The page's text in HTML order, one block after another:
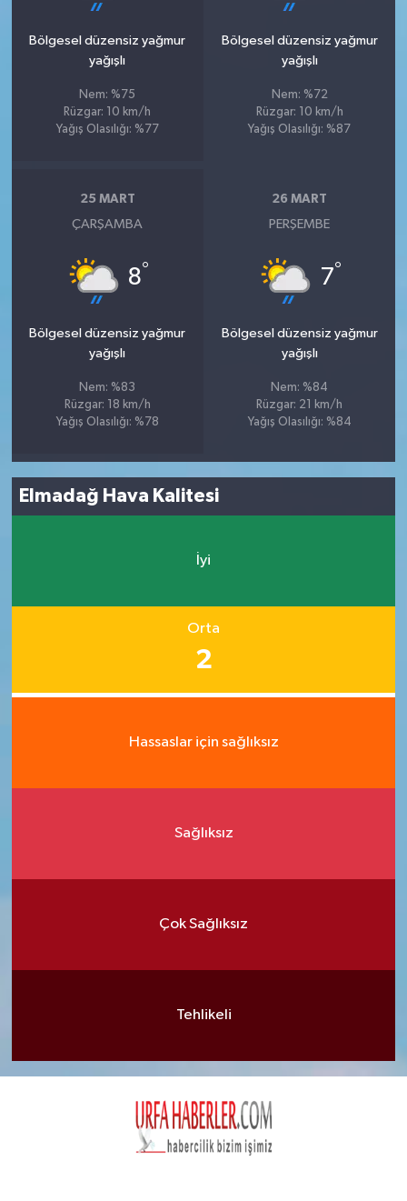
Bölgesel düzensiz yağmur
yağışlı
Nem: %75
Rüzgar: 10 km/h
Yağış Olasılığı: %77
Bölgesel düzensiz yağmur
yağışlı
Nem: %72
Rüzgar: 10 km/h
Yağış Olasılığı: %87
25 MART
ÇARŞAMBA
8°
Bölgesel düzensiz yağmur
yağışlı
Nem: %83
Rüzgar: 18 km/h
Yağış Olasılığı: %78
26 MART
PERŞEMBE
7°
Bölgesel düzensiz yağmur
yağışlı
Nem: %84
Rüzgar: 21 km/h
Yağış Olasılığı: %84
Elmadağ Hava Kalitesi
İyi
Orta
2
Hassaslar için sağlıksız
Sağlıksız
Çok Sağlıksız
Tehlikeli